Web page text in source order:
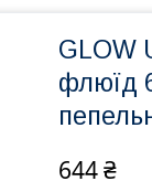
GLOW
флюїд
644 ₴